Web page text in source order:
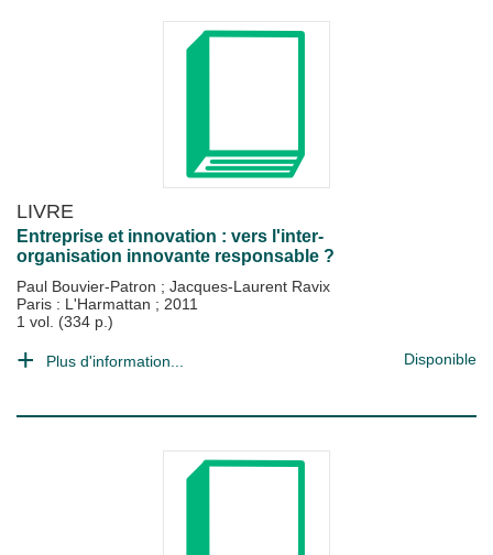
LIVRE
Entreprise et innovation : vers l'inter-
organisation innovante responsable ?
Paul Bouvier-Patron ; Jacques-Laurent Ravix
Paris : L'Harmattan ; 2011
1 vol. (334 p.)
Plus d'information... Disponible